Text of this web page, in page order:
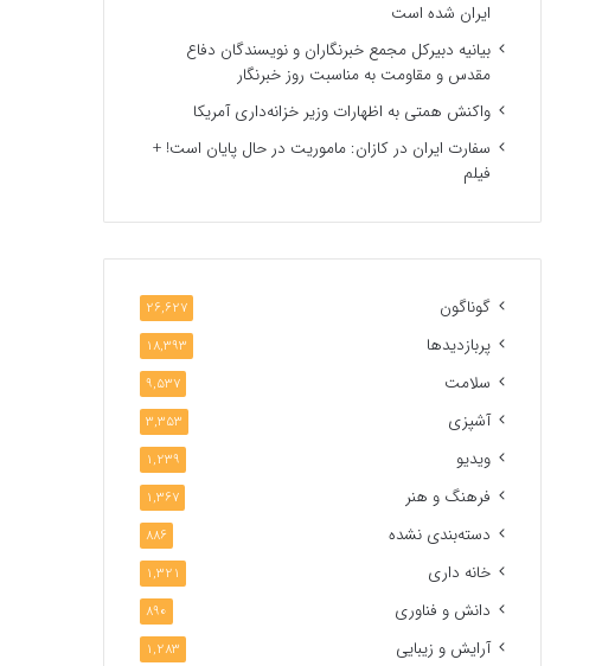
ایران شده است
بیانیه دبیرکل مجمع خبرنگاران و نویسندگان دفاع
مقدس و مقاومت به مناسبت روز خبرنگار
واکنش همتی به اظهارات وزیر خزانه‌داری آمریکا
سفارت ایران در کازان: ماموریت در حال پایان است! +
فیلم
گوناگون 26,627
پربازدیدها 18,393
سلامت 9,537
آشپزی 3,353
ویدیو 1,239
فرهنگ و هنر 1,367
دسته‌بندی نشده 886
خانه داری 1,321
دانش و فناوری 890
آرایش و زیبایی 1,283